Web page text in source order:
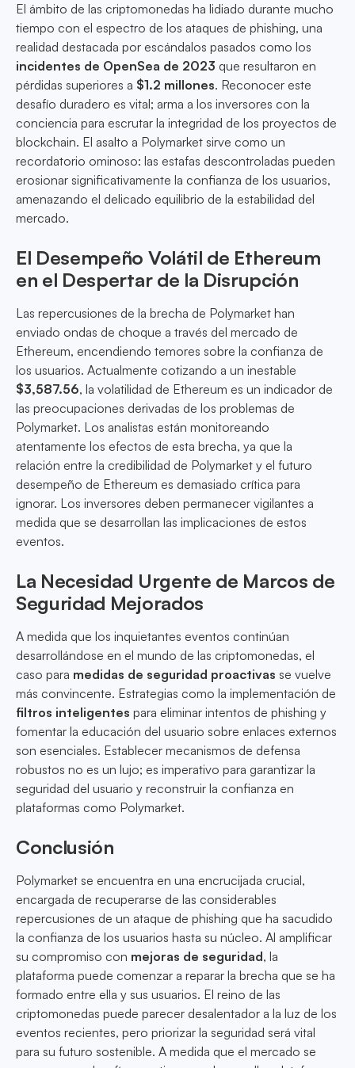
El ámbito de las criptomonedas ha lidiado durante mucho
tiempo con el espectro de los ataques de phishing, una
realidad destacada por escándalos pasados como los
incidentes de OpenSea de 2023 que resultaron en
pérdidas superiores a $1.2 millones. Reconocer este
desafío duradero es vital; arma a los inversores con la
conciencia para escrutar la integridad de los proyectos de
blockchain. El asalto a Polymarket sirve como un
recordatorio ominoso: las estafas descontroladas pueden
erosionar significativamente la confianza de los usuarios,
amenazando el delicado equilibrio de la estabilidad del
mercado.
El Desempeño Volátil de Ethereum
en el Despertar de la Disrupción
Las repercusiones de la brecha de Polymarket han
enviado ondas de choque a través del mercado de
Ethereum, encendiendo temores sobre la confianza de
los usuarios. Actualmente cotizando a un inestable
$3,587.56, la volatilidad de Ethereum es un indicador de
las preocupaciones derivadas de los problemas de
Polymarket. Los analistas están monitoreando
atentamente los efectos de esta brecha, ya que la
relación entre la credibilidad de Polymarket y el futuro
desempeño de Ethereum es demasiado crítica para
ignorar. Los inversores deben permanecer vigilantes a
medida que se desarrollan las implicaciones de estos
eventos.
La Necesidad Urgente de Marcos de
Seguridad Mejorados
A medida que los inquietantes eventos continúan
desarrollándose en el mundo de las criptomonedas, el
caso para medidas de seguridad proactivas se vuelve
más convincente. Estrategias como la implementación de
filtros inteligentes para eliminar intentos de phishing y
fomentar la educación del usuario sobre enlaces externos
son esenciales. Establecer mecanismos de defensa
robustos no es un lujo; es imperativo para garantizar la
seguridad del usuario y reconstruir la confianza en
plataformas como Polymarket.
Conclusión
Polymarket se encuentra en una encrucijada crucial,
encargada de recuperarse de las considerables
repercusiones de un ataque de phishing que ha sacudido
la confianza de los usuarios hasta su núcleo. Al amplificar
su compromiso con mejoras de seguridad, la
plataforma puede comenzar a reparar la brecha que se ha
formado entre ella y sus usuarios. El reino de las
criptomonedas puede parecer desalentador a la luz de los
eventos recientes, pero priorizar la seguridad será vital
para su futuro sostenible. A medida que el mercado se